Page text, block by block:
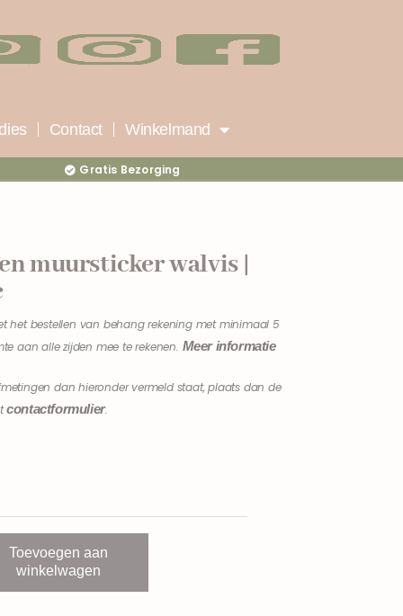
Contact Winkelmand
Gratis Bezorging
muursticker walvis |
het bestellen van behang rekening met minimaal 5
aan alle zijden mee te rekenen. Meer informatie
dan hieronder vermeld staat, plaats dan de
contactformulier.
Toevoegen aan
winkelwagen